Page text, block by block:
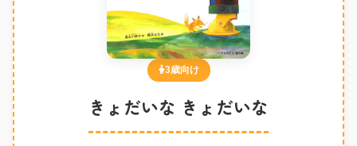
3歳向け
きょだいな きょだいな